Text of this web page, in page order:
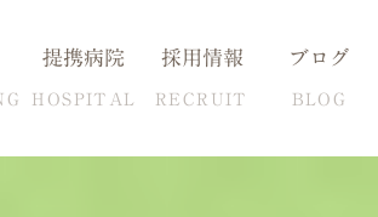
提携病院
HOSPITAL
採用情報
RECRUIT
ブログ
BLOG